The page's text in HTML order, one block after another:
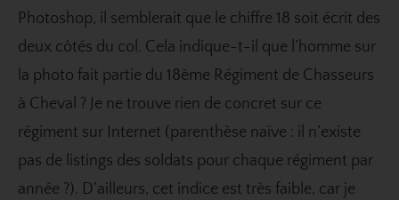
Photoshop, il semblerait que le chiffre 18 soit écrit des
deux côtés du col. Cela indique-t-il que l’homme sur
la photo fait partie du 18ème Régiment de Chasseurs
à Cheval ? Je ne trouve rien de concret sur ce
régiment sur Internet (parenthèse naïve : il n’existe
pas de listings des soldats pour chaque régiment par
année ?). D’ailleurs, cet indice est très faible, car je